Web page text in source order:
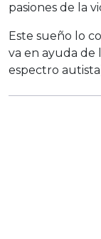
pasiones de la
Este sueño lo
va en ayuda de
espectro